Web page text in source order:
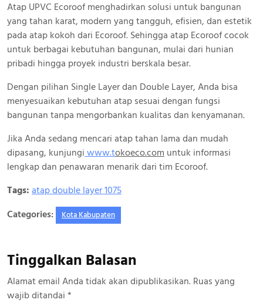
Atap UPVC Ecoroof menghadirkan solusi untuk bangunan
yang tahan karat, modern yang tangguh, efisien, dan estetik
pada atap kokoh dari Ecoroof. Sehingga atap Ecoroof cocok
untuk berbagai kebutuhan bangunan, mulai dari hunian
pribadi hingga proyek industri berskala besar.
Dengan pilihan Single Layer dan Double Layer, Anda bisa
menyesuaikan kebutuhan atap sesuai dengan fungsi
bangunan tanpa mengorbankan kualitas dan kenyamanan.
Jika Anda sedang mencari atap tahan lama dan mudah
dipasang, kunjungi www.tokoeco.com untuk informasi
lengkap dan penawaran menarik dari tim Ecoroof.
Tags: atap double layer 1075
Categories:
Kota Kabupaten
Tinggalkan Balasan
Alamat email Anda tidak akan dipublikasikan. Ruas yang
wajib ditandai *